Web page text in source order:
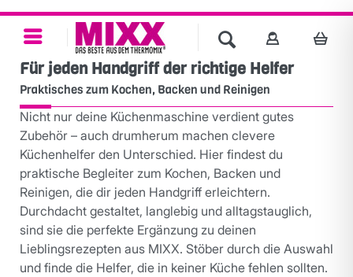
Für jeden Handgriff der richtige Helfer
Praktisches zum Kochen, Backen und Reinigen
Nicht nur deine Küchenmaschine verdient gutes
Zubehör – auch drumherum machen clevere
Küchenhelfer den Unterschied. Hier findest du
praktische Begleiter zum Kochen, Backen und
Reinigen, die dir jeden Handgriff erleichtern.
Durchdacht gestaltet, langlebig und alltagstauglich,
sind sie die perfekte Ergänzung zu deinen
Lieblingsrezepten aus MIXX. Stöber durch die Auswahl
und finde die Helfer, die in keiner Küche fehlen sollten.